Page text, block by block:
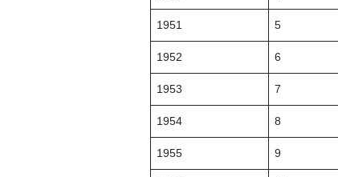
1951 5
1952 6
1953 7
1954 8
1955 9